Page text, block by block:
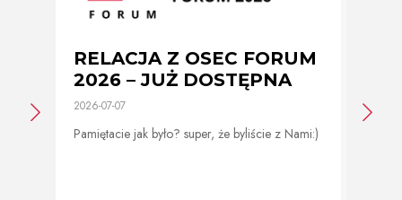
RELACJA Z OSEC FORUM
2026 – JUŻ DOSTĘPNA
2026-07-07
Pamiętacie jak było? super, że byliście z Nami:)
2026-